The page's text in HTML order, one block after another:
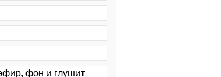
фон и глушит